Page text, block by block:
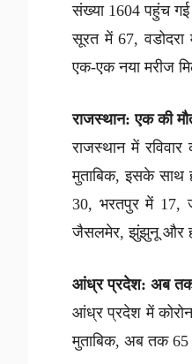
संख्या 1604 पहुंच
सूरत में 67, वडोदरा
एक-एक नया मरीज
राजस्थान: एक की
राजस्थान में
मुताबिक, इसके साथ
30, भरतपुर में 17,
जैसलमेर, झुंझुनू और
आंध्र प्रदेश: अब तक
आंध्र प्रदेश में
मुताबिक, अब तक 65